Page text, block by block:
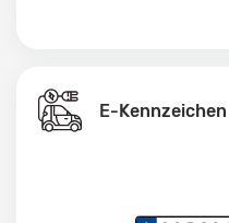
E-Kennzeichen